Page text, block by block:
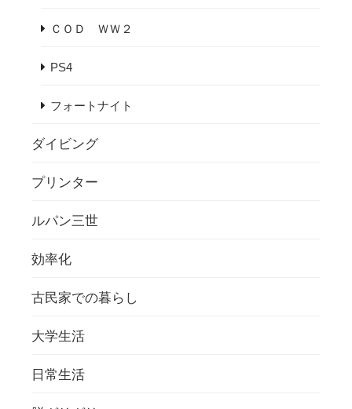
ＣＯＤ ＷＷ２
PS4
フォートナイト
ダイビング
プリンター
ルパン三世
効率化
古民家での暮らし
大学生活
日常生活